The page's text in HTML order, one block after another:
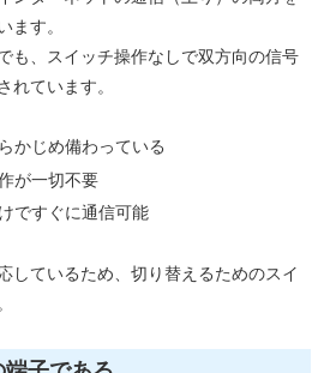
ます。
も、スイッチ操作なしで双方向の信号
れています。
かじめ備わっている
が一切不要
ですぐに通信可能
しているため、切り替えるためのスイ